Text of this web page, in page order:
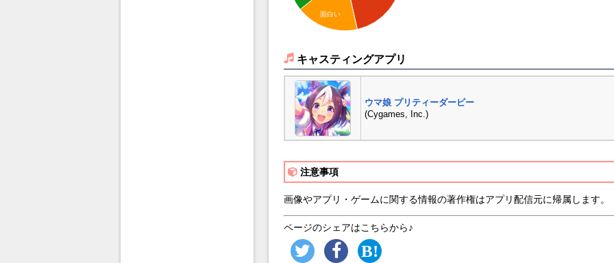
面白い
キャスティングアプリ
ウマ娘 プリティーダービー
(Cygames, Inc.)
注意事項
画像やアプリ・ゲームに関する情報の著作権はアプリ配信元に帰属します。
ページのシェアはこちらから♪